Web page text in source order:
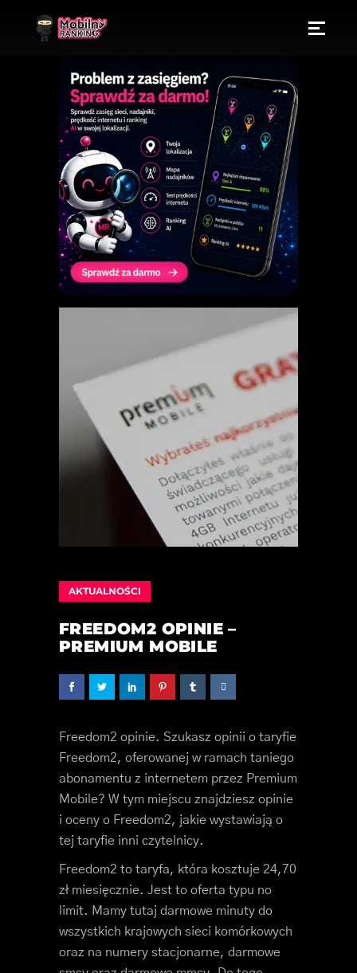
AKTUALNOŚCI
FREEDOM2 OPINIE –
PREMIUM MOBILE
Freedom2 opinie. Szukasz opinii o taryfie
Freedom2, oferowanej w ramach taniego
abonamentu z internetem przez Premium
Mobile? W tym miejscu znajdziesz opinie
i oceny o Freedom2, jakie wystawiają o
tej taryfie inni czytelnicy.
Freedom2 to taryfa, która kosztuje 24,70
zł miesięcznie. Jest to oferta typu no
limit. Mamy tutaj darmowe minuty do
wszystkich krajowych sieci komórkowych
oraz na numery stacjonarne, darmowe